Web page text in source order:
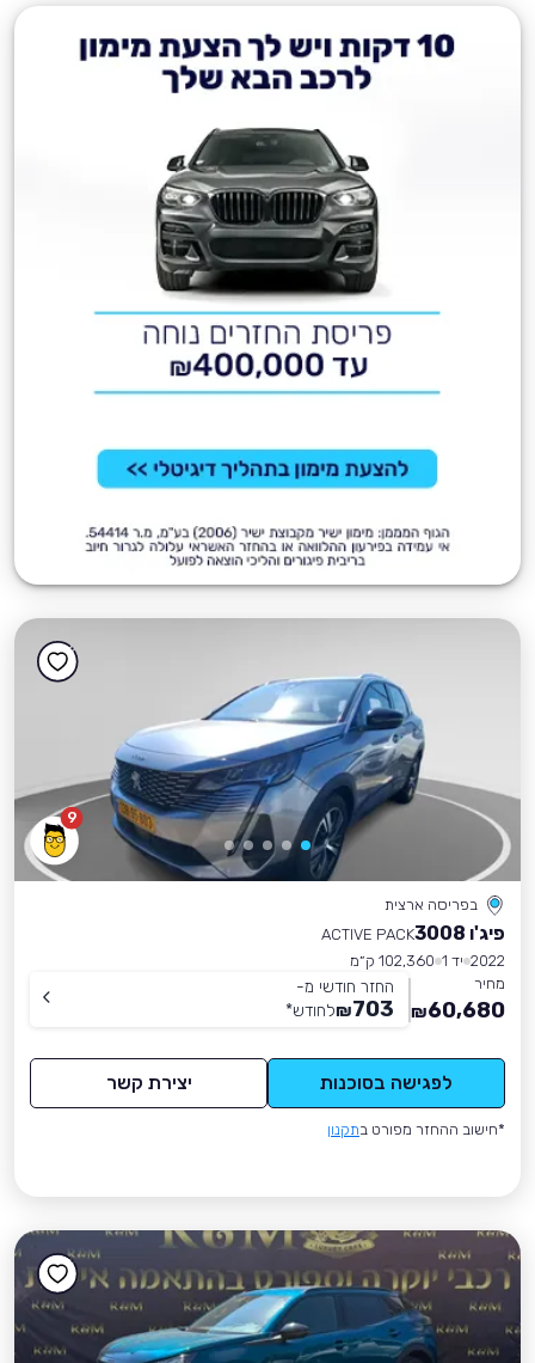
9
בפריסה ארצית
פיג'ו 3008
ACTIVE PACK
2022 יד 1
102,360 ק״מ
מחיר
60,680
₪
החזר חודשי מ-
703
₪לחודש*
לפגישה בסוכנות יצירת קשר
*חישוב ההחזר מפורט בתקנון